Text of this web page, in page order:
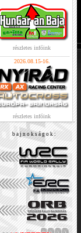
részletes infóink
2026.08.15-16.
részletes infóink
b a j n o k s á g o k :